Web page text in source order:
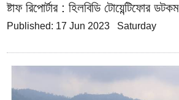
ষ্টাফ রিপোর্টার: হিলবিডি টোয়েন্টিফোর ডটকম
Published: 17 Jun 2023 Saturday